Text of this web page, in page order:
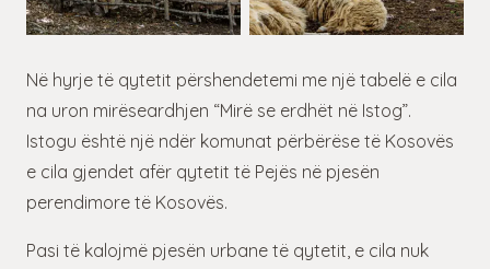
Në hyrje të qytetit përshendetemi me një tabelë e cila
na uron mirëseardhjen “Mirë se erdhët në Istog”.
Istogu është një ndër komunat përbërëse të Kosovës
e cila gjendet afër qytetit të Pejës në pjesën
perendimore të Kosovës.
Pasi të kalojmë pjesën urbane të qytetit, e cila nuk